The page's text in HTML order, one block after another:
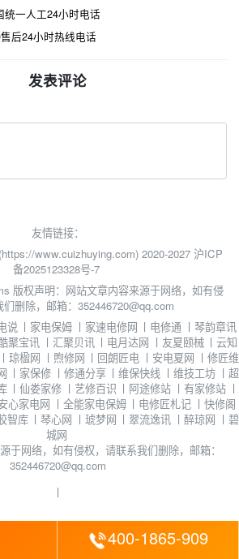
一人工24小时电话
后24小时热线电话
发表评论
友情链接：
www.cuizhuying.com) 2020-2027 沪ICP
备2025123328号-7
版权声明：网站文章内容来源于网络，如有侵
删除，邮箱：352446720@qq.com
说 丨 家电保姆 丨 家速电修网 丨 电修通 丨琴韵章讯
聚宝讯 丨 汇聚贝讯 丨 电月达网 丨 友夏颐械 丨云知
丨琼楹网 丨 煦修网 丨 回朗匠电 丨 安电夏网 丨 修匠维
丨 家保修 丨 修通分享 丨维保快线 丨维技工坊 丨 超
丨仙娄家修 丨 艺修百识 丨 阿途修站 丨 有家修站 丨
心家电网 丨 全能家电保姆 丨 电修匠札记 丨 快修阁
智库 丨琴心网 丨 琥梦网 丨翠流逸讯 丨醉琼网 丨 碧
城网
于网络，如有侵权，请联系我们删除，邮箱：
352446720@qq.com
丨
400-1865-909